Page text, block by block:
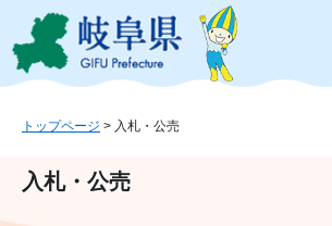
ジ
ュ
このページの本文へ
トップページ > 入札・公売
入札・公売